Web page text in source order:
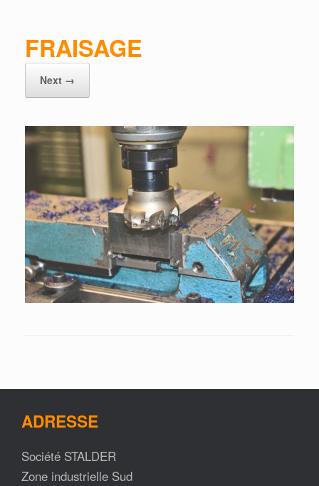
FRAISAGE
Next →
ADRESSE
Société STALDER
Zone industrielle Sud